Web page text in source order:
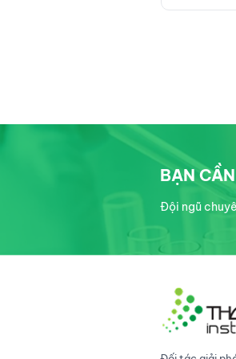
Ổn Định
BẠN
Đội ngũ